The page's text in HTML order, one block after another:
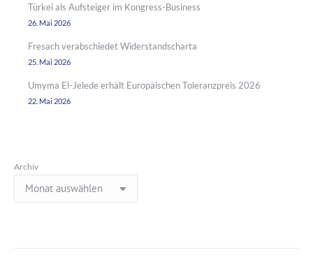
Türkei als Aufsteiger im Kongress-Business
26. Mai 2026
Fresach verabschiedet Widerstandscharta
25. Mai 2026
Umyma El-Jelede erhält Europäischen Toleranzpreis 2026
22. Mai 2026
Archiv